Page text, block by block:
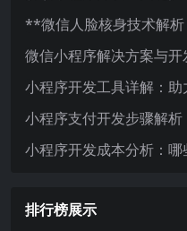
**微信人脸核身技术解
微信小程序解决方案与
小程序开发工具详解：
小程序支付开发步骤解
小程序开发成本分析：
排行榜展示